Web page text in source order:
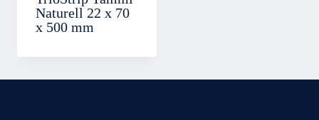
Naturell 22 x 70
x 500 mm